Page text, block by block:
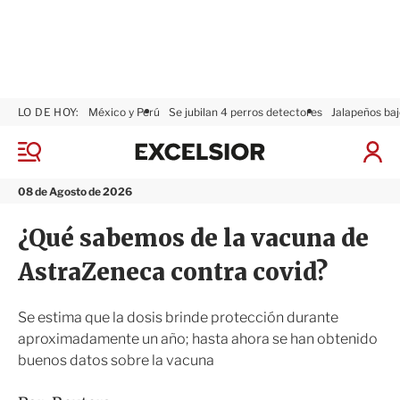
M
n
08 de Agosto de 2026
LO DE HOY: México y Perú Se jubilan 4 perros detectores Jalapeños
I
ó
x
i
r
¿Qué sabemos de la vacuna de
AstraZeneca contra covid?
Se estima que la dosis brinde protección durante
aproximadamente un año; hasta ahora se han obtenido
buenos datos sobre la vacuna